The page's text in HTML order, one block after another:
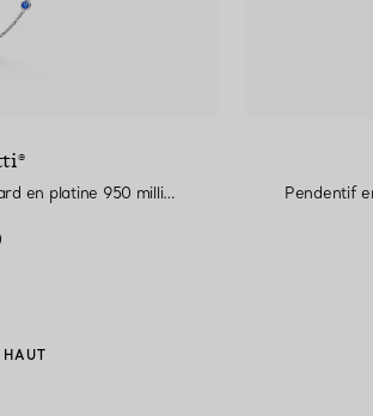
Sautoir clairsemé Color by the Yard en platine 950 millièmes, saphirs et diamants
HAUT